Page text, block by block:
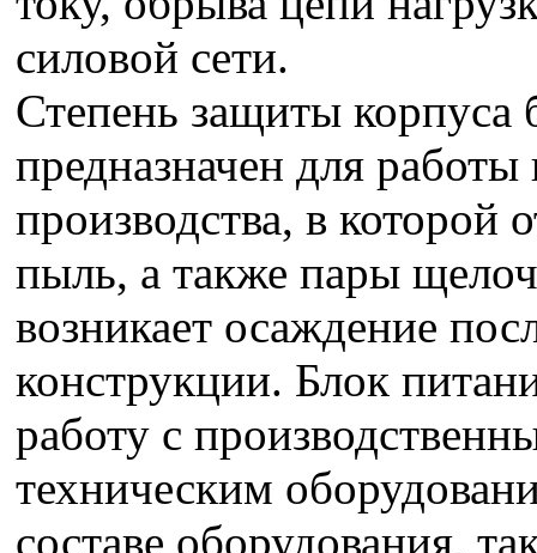
силовой сети.
Степень защиты корпуса
предназначен для
производства, в которой
пыль, а также пары
возникает осаждение
конструкции. Блок
работу с
техническим
составе оборудования,